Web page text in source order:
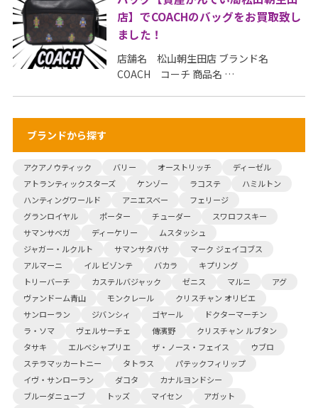
店】でCOACHのバッグをお買取致し
ました！
店舗名 松山朝生田店 ブランド名
COACH コーチ 商品名 …
ブランドから探す
アクアノウティック バリー オーストリッチ
ディーゼル
アトランティックスターズ
ケンゾー ラコステ
ハミルトン
ハンティングワールド
アニエスベー
フェリージ
グランロイヤル
ポーター チューダー
スワロフスキー
サマンサベガ
ディーケリー
ムスタッシュ
ジャガー・ルクルト
サマンサタバサ
マーク ジェイコブス
アルマーニ
イル ビゾンテ バカラ
キプリング
トリーバーチ
カステルバジャック ゼニス マルニ
アグ
ヴァンドーム青山
モンクレール
クリスチャン オリビエ
サンローラン
ジバンシィ ゴヤール
ドクターマーチン
ラ・ソマ
ヴェルサーチェ 傳濱野
クリスチャン ルブタン
タサキ
エルベシャプリエ ザ・ノース・フェイス
ウブロ
ステラマッカートニー
タトラス
パテックフィリップ
イヴ・サンローラン
ダコタ
カナルヨンドシー
ブルーダニューブ
トッズ マイセン
アガット